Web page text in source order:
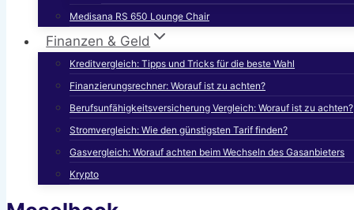
Medisana RS 650 Lounge Chair
Finanzen & Geld
Kreditvergleich: Tipps und Tricks für die beste Wahl
Finanzierungsrechner: Worauf ist zu achten?
Berufsunfähigkeitsversicherung Vergleich: Worauf ist zu achten?
Stromvergleich: Wie den günstigsten Tarif finden?
Gasvergleich: Worauf achten beim Wechseln des Gasanbieters
Krypto